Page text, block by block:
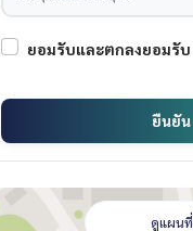
ยอมรับและตกลงยอมรับ
ยืนยัน
ดูแผนที่